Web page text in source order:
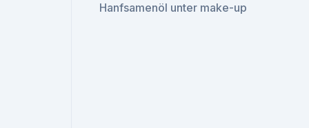
Hanfsamenöl unter make-up